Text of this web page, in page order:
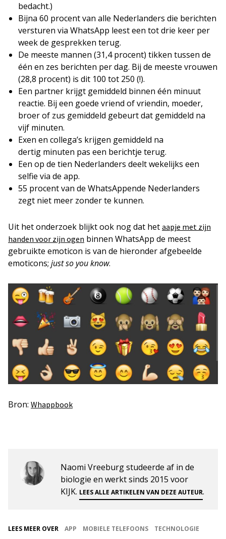
bedacht.)
Bijna 60 procent van alle Nederlanders die berichten
versturen via WhatsApp leest een tot drie keer per
week de gesprekken terug.
De meeste mannen (31,4 procent) tikken tussen de
één en zes berichten per dag. Bij de meeste vrouwen
(28,8 procent) is dit 100 tot 250 (!).
Een partner krijgt gemiddeld binnen één minuut
reactie. Bij een goede vriend of vriendin, moeder,
broer of zus gemiddeld gebeurt dat gemiddeld na
vijf minuten.
Exen en collega’s krijgen gemiddeld na
dertig minuten pas een berichtje terug.
Een op de tien Nederlanders deelt wekelijks een
selfie via de app.
55 procent van de WhatsAppende Nederlanders
zegt niet meer zonder te kunnen.
Uit het onderzoek blijkt ook nog dat het aapje met zijn
handen voor zijn ogen binnen WhatsApp de meest
gebruikte emoticon is van de hieronder afgebeelde
emoticons; just so you know.
Bron: Whappbook
Naomi Vreeburg studeerde af in de
biologie en werkt sinds 2015 voor
KIJK. LEES ALLE ARTIKELEN VAN DEZE AUTEUR.
LEES MEER OVER APP MOBIELE TELEFOONS TECHNOLOGIE